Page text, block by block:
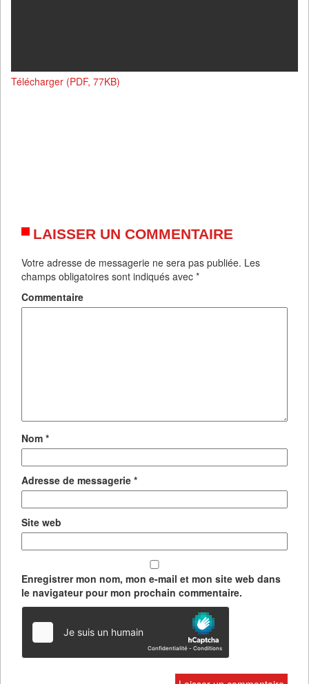
Télécharger (PDF, 77KB)
LAISSER UN COMMENTAIRE
Votre adresse de messagerie ne sera pas publiée. Les
champs obligatoires sont indiqués avec *
Commentaire
Nom *
Adresse de messagerie *
Site web
Enregistrer mon nom, mon e-mail et mon site web dans
le navigateur pour mon prochain commentaire.